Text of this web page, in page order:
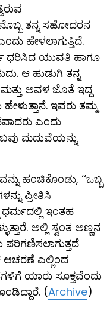
ತನ್ನ ಸಹೋದರನ
ಹೇಳಲಾಗುತ್ತಿದೆ.
ಧರಿಸಿದ ಯುವತಿ ಹಾಗೂ
ಆ ಹುಡುಗಿ ತನ್ನ
ಅವಳ ಜೊತೆ ಇದ್ದ
ಇವರು ತಮ್ಮ
ಎಂದು
ಮದುವೆಯನ್ನು
ಹಂಚಿಕೊಂಡು, ‘‘ಒಬ್ಬ
ಪ್ರೀತಿಸಿ
ಇಂತಹ
ಅಲ್ಲಿ ಸ್ವಂತ ಅಣ್ಣನ
ಪರಿಗಣಿಸಲಾಗುತ್ತದೆ
ಆಚರಣೆ ಎಲ್ಲಿಂದ
ಯಾರು ಸೂಕ್ತವೆಂದು
(Archive)